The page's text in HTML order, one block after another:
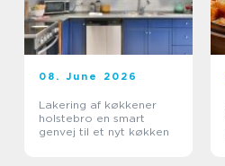
08. June 2026
Lakering af køkkener
holstebro en smart
genvej til et nyt køkken